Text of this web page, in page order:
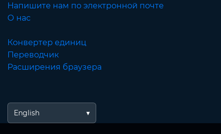
Напишите нам по электронной почте
О нас
Конвертер единиц
Переводчик
Расширения браузера
English